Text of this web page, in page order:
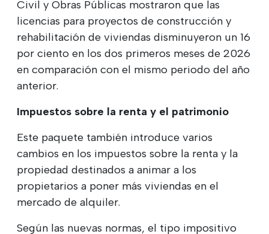
Civil y Obras Públicas mostraron que las
licencias para proyectos de construcción y
rehabilitación de viviendas disminuyeron un 16
por ciento en los dos primeros meses de 2026
en comparación con el mismo periodo del año
anterior.
Impuestos sobre la renta y el patrimonio
Este paquete también introduce varios
cambios en los impuestos sobre la renta y la
propiedad destinados a animar a los
propietarios a poner más viviendas en el
mercado de alquiler.
Según las nuevas normas, el tipo impositivo